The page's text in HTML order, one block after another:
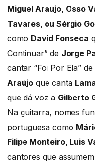
Miguel Araujo, Osso
Tavares, ou Sérgio
como David Fonseca
Continuar” de Jorge
cantar “Foi Por Ela” de
Araújo que canta
que dá voz a Gilberto
Na guitarra, nomes
portuguesa como
Filipe Monteiro, Luis
cantores que